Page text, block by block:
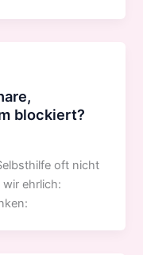
blockiert?
oft nicht
ehrlich: